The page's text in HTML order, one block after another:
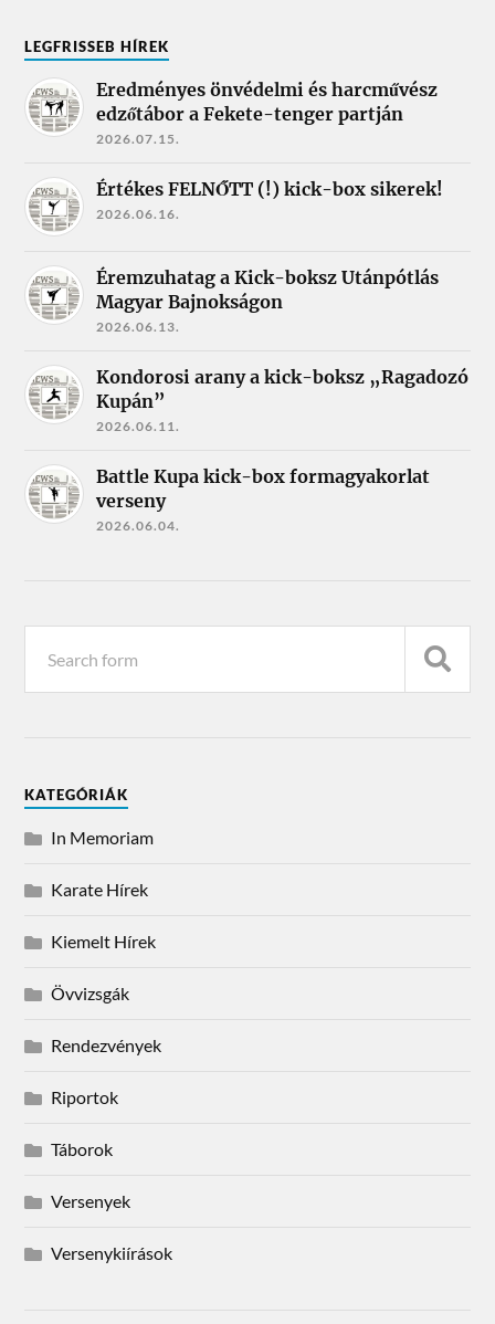
LEGFRISSEB HÍREK
Eredményes önvédelmi és harcművész
edzőtábor a Fekete-tenger partján
2026.07.15.
Értékes FELNŐTT (!) kick-box sikerek!
2026.06.16.
Éremzuhatag a Kick-boksz Utánpótlás
Magyar Bajnokságon
2026.06.13.
Kondorosi arany a kick-boksz „Ragadozó
Kupán”
2026.06.11.
Battle Kupa kick-box formagyakorlat
verseny
2026.06.04.
KATEGÓRIÁK
In Memoriam
Karate Hírek
Kiemelt Hírek
Övvizsgák
Rendezvények
Riportok
Táborok
Versenyek
Versenykiírások